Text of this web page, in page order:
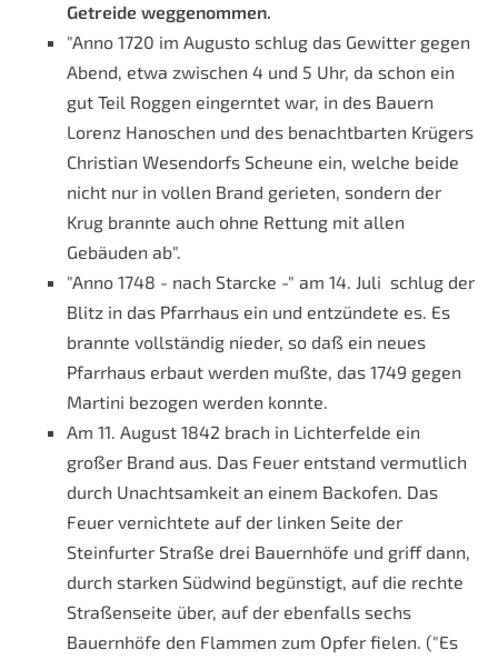
Getreide weggenommen.
"Anno 1720 im Augusto schlug das Gewitter gegen
Abend, etwa zwischen 4 und 5 Uhr, da schon ein
gut Teil Roggen eingerntet war, in des Bauern
Lorenz Hanoschen und des benachtbarten Krügers
Christian Wesendorfs Scheune ein, welche beide
nicht nur in vollen Brand gerieten, sondern der
Krug brannte auch ohne Rettung mit allen
Gebäuden ab".
"Anno 1748 - nach Starcke -" am 14. Juli schlug der
Blitz in das Pfarrhaus ein und entzündete es. Es
brannte vollständig nieder, so daß ein neues
Pfarrhaus erbaut werden mußte, das 1749 gegen
Martini bezogen werden konnte.
Am 11. August 1842 brach in Lichterfelde ein
großer Brand aus. Das Feuer entstand vermutlich
durch Unachtsamkeit an einem Backofen. Das
Feuer vernichtete auf der linken Seite der
Steinfurter Straße drei Bauernhöfe und griff dann,
durch starken Südwind begünstigt, auf die rechte
Straßenseite über, auf der ebenfalls sechs
Bauernhöfe den Flammen zum Opfer fielen. ("Es